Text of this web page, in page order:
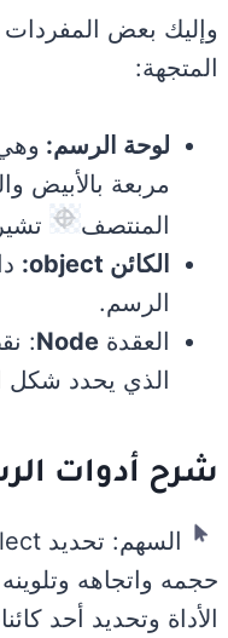
وإليك بعض
المتجهة:
لوحة الرسم:
مربعة بالأبيض
المنتصف
الكائن object:
الرسم.
العقدة Node
:
الذي يحدد شكل
شرح أدوات
السهم: تحديد select ،
حجمه واتجاهه
الأداة وتحديد أحد